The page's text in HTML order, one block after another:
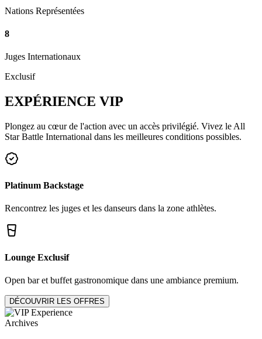
Nations Représentées
8
Juges Internationaux
Exclusif
EXPÉRIENCE VIP
Plongez au cœur de l'action avec un accès privilégié. Vivez le All
Star Battle International dans les meilleures conditions possibles.
Platinum Backstage
Rencontrez les juges et les danseurs dans la zone athlètes.
Lounge Exclusif
Open bar et buffet gastronomique dans une ambiance premium.
DÉCOUVRIR LES OFFRES
Archives